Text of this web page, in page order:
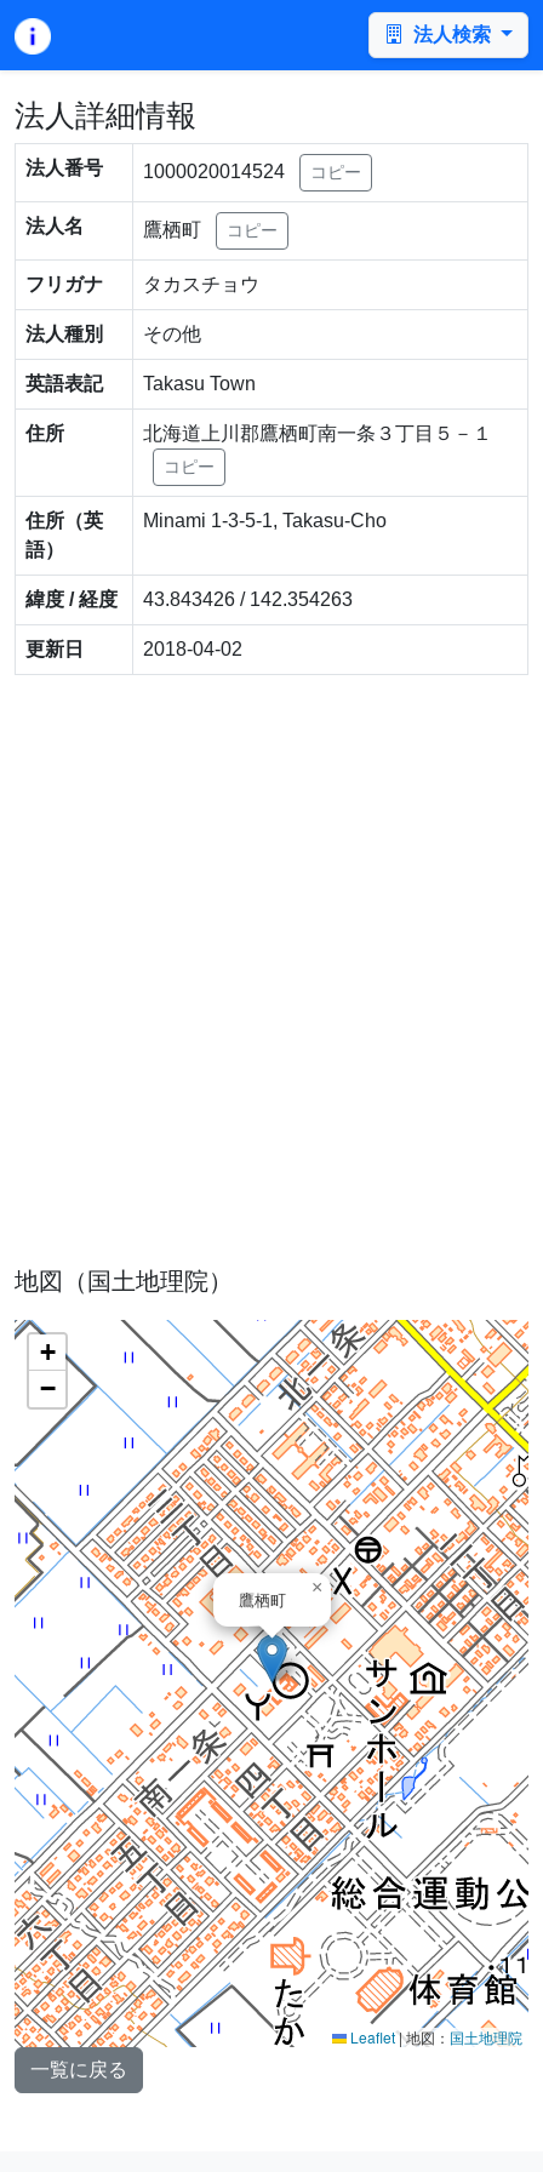
法人検索
法人詳細情報
法人番号 1000020014524 コピー
法人名 鷹栖町 コピー
フリガナ タカスチョウ
法人種別 その他
英語表記 Takasu Town
住所 北海道上川郡鷹栖町南一条３丁目５－１
コピー
住所（英
語）
Minami 1-3-5-1, Takasu-Cho
緯度 / 経度 43.843426 / 142.354263
更新日 2018-04-02
地図（国土地理院）
鷹栖町
×
+
−
Leaflet|地図： 国土地理院
一覧に戻る